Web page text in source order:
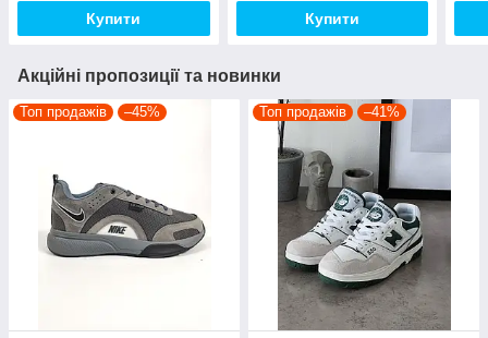
Купити Купити
Акційні пропозиції та новинки
Топ продажів –45% Топ продажів –41%